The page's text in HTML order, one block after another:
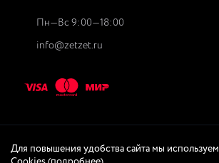
Пн—Вс 9:00—18:00
info@zetzet.ru
© 2026ZetZet.ru Интернет-магазин
Для повышения удобства сайта мы используем